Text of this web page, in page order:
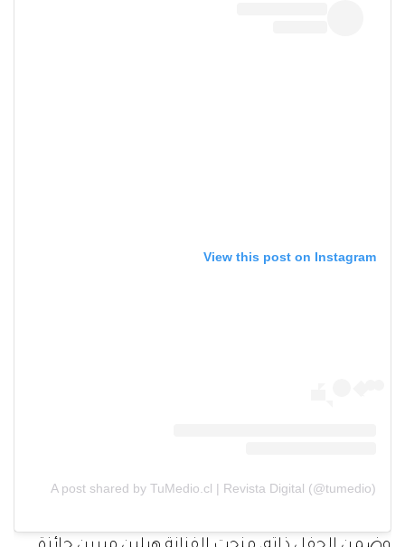
View this post on Instagram
A post shared by TuMedio.cl | Revista Digital (@tumedio)